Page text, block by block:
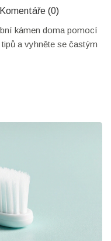
(0)
kámen doma pomocí
a vyhněte se častým